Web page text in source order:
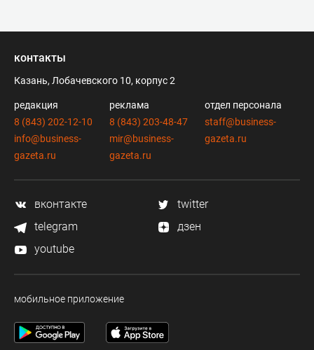
контакты
Казань, Лобачевского 10, корпус 2
редакция
8 (843) 202-12-10
info@business-
gazeta.ru
реклама
8 (843) 203-48-47
mir@business-
gazeta.ru
отдел персонала
staff@business-
gazeta.ru
вконтакте
twitter
telegram
дзен
youtube
мобильное приложение